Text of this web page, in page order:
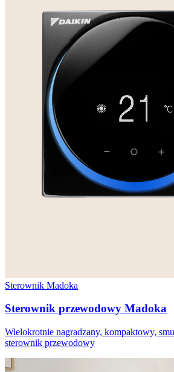
Sterownik Madoka
Sterownik przewodowy Madoka
Wielokrotnie nagradzany, kompaktowy,
sterownik przewodowy